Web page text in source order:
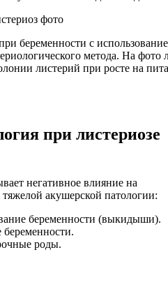
беременности с
метода. На фото
листерий при росте на
при листериозе
негативное влияние на
акушерской патологии:
беременности (выкидыши).
роды.